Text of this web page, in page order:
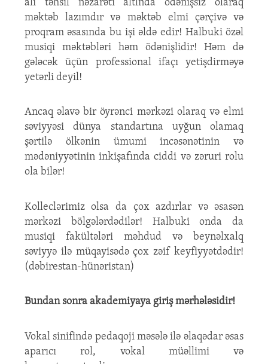
ali təhsil nəzarəti altlnda ödənişsiz olaraq
məktəb lazımdır və məktəb elmi çərçivə və
proqram əsasında bu işi əldə edir! Halbuki özəl
musiqi məktəbləri həm ödənişlidir! Həm də
gələcək üçün professional ifaçı yetişdirməyə
yetərli deyil!
Ancaq əlavə bir öyrənci mərkəzi olaraq və elmi
səviyyəsi dünya standartına uyğun olamaq
şərtilə ölkənin ümumi incəsənətinin və
mədəniyyətinin inkişafında ciddi və zəruri rolu
ola bilər!
Kolleclərimiz olsa da çox azdırlar və əsasən
mərkəzi bölgələrdədilər! Halbuki onda da
musiqi fakültələri məhdud və beynəlxalq
səviyyə ilə müqayisədə çox zəif keyfiyyətdədir!
(dəbirestan-hünəristan)
Bundan sonra akademiyaya giriş mərhələsidir!
Vokal sinifində pedaqoji məsələ ilə əlaqədar əsas
aparıcı rol, vokal müəllimi və